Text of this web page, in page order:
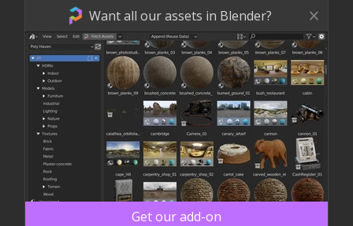
Want all our assets in Blender?
Get our add-on